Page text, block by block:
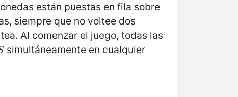
están puestas en fila sobre
siempre que no voltee dos
Al comenzar el juego, todas las
simultáneamente en cualquier